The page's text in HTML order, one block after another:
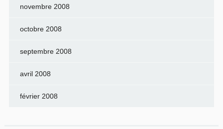
novembre 2008
octobre 2008
septembre 2008
avril 2008
février 2008